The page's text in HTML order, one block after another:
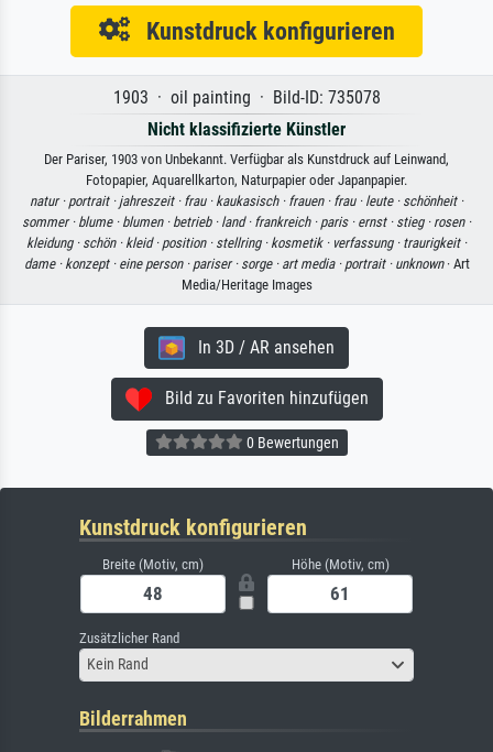
Kunstdruck konfigurieren
1903 · oil painting · Bild-ID: 735078
Nicht klassifizierte Künstler
Der Pariser, 1903 von Unbekannt. Verfügbar als Kunstdruck auf Leinwand,
Fotopapier, Aquarellkarton, Naturpapier oder Japanpapier.
natur · portrait · jahreszeit · frau · kaukasisch · frauen · frau · leute · schönheit ·
sommer · blume · blumen · betrieb · land · frankreich · paris · ernst · stieg · rosen ·
kleidung · schön · kleid · position · stellring · kosmetik · verfassung · traurigkeit ·
dame · konzept · eine person · pariser · sorge · art media · portrait · unknown· Art
Media/Heritage Images
In 3D / AR ansehen
Bild zu Favoriten hinzufügen
0 Bewertungen
Kunstdruck konfigurieren
Breite (Motiv, cm) Höhe (Motiv, cm)
Zusätzlicher Rand
Kein Rand
Bilderrahmen